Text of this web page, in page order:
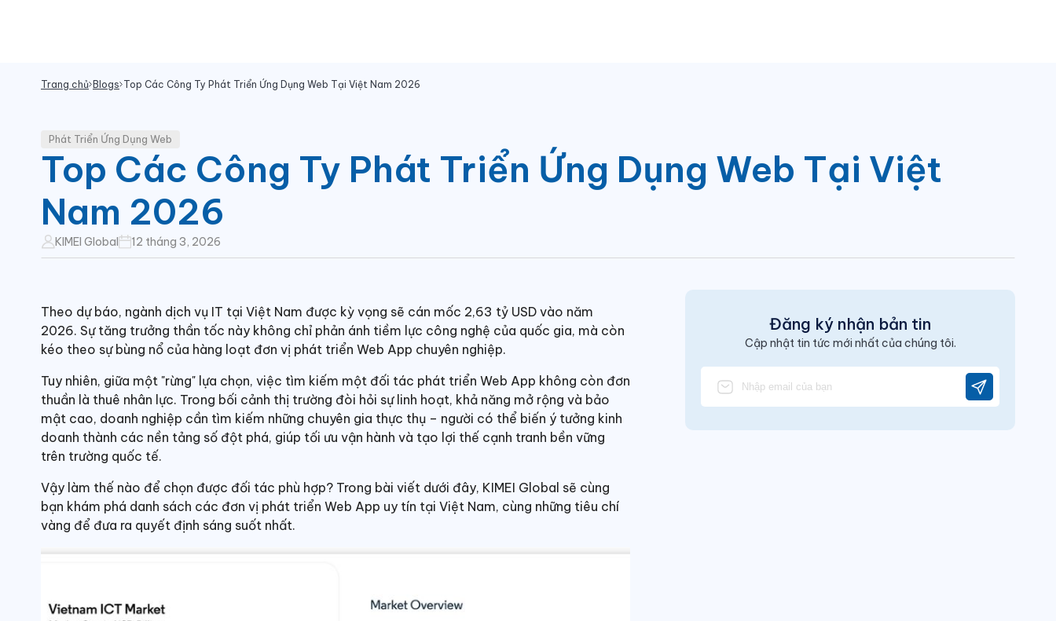
Trang chủ Blogs Top Các Công Ty Phát Triển Ứng Dụng Web Tại Việt Nam 2026
Phát Triển Ứng Dụng Web
Top Các Công Ty Phát Triển Ứng Dụng Web Tại Việt
Nam 2026
KIMEI Global 12 tháng 3, 2026
Theo dự báo, ngành dịch vụ IT tại Việt Nam được kỳ vọng sẽ cán mốc 2,63 tỷ USD vào năm
2026. Sự tăng trưởng thần tốc này không chỉ phản ánh tiềm lực công nghệ của quốc gia, mà còn
kéo theo sự bùng nổ của hàng loạt đơn vị phát triển Web App chuyên nghiệp.
Tuy nhiên, giữa một "rừng" lựa chọn, việc tìm kiếm một đối tác phát triển Web App không còn đơn
thuần là thuê nhân lực. Trong bối cảnh thị trường đòi hỏi sự linh hoạt, khả năng mở rộng và bảo
mật cao, doanh nghiệp cần tìm kiếm những chuyên gia thực thụ – người có thể biến ý tưởng kinh
doanh thành các nền tảng số đột phá, giúp tối ưu vận hành và tạo lợi thế cạnh tranh bền vững
trên trường quốc tế.
Vậy làm thế nào để chọn được đối tác phù hợp? Trong bài viết dưới đây, KIMEI Global sẽ cùng
bạn khám phá danh sách các đơn vị phát triển Web App uy tín tại Việt Nam, cùng những tiêu chí
vàng để đưa ra quyết định sáng suốt nhất.
Đăng ký nhận bản tin
Cập nhật tin tức mới nhất của chúng tôi.